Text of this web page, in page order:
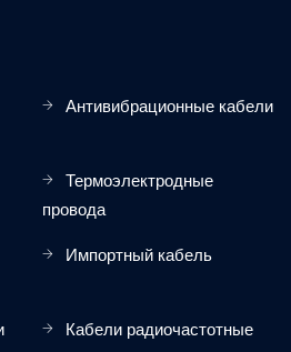
Антивибрационные кабели
Термоэлектродные
провода
Импортный кабель
Кабели радиочастотные